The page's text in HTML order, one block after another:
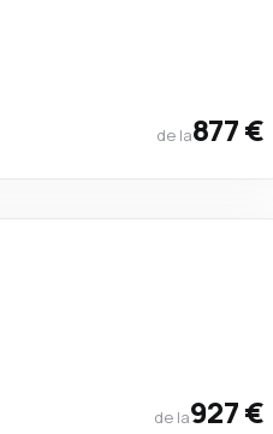
de la877 €
de la927 €